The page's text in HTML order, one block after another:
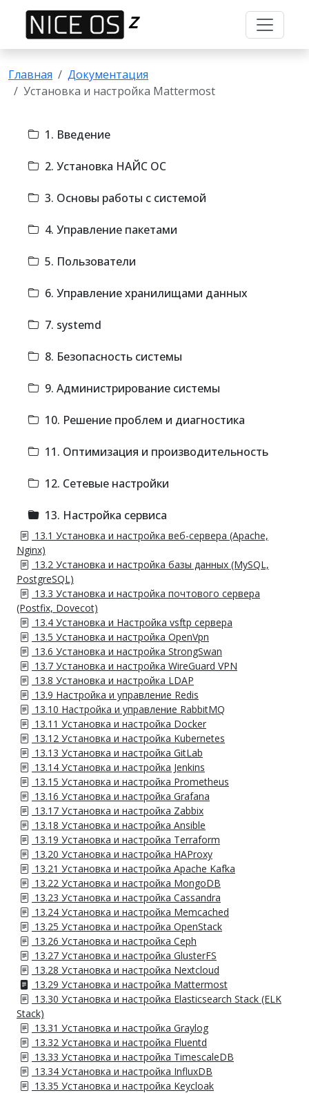
Z
Главная
Документация
Установка и настройка Mattermost
1. Введение
2. Установка НАЙС ОС
3. Основы работы с системой
4. Управление пакетами
5. Пользователи
6. Управление хранилищами данных
7. systemd
8. Безопасность системы
9. Администрирование системы
10. Решение проблем и диагностика
11. Оптимизация и производительность
12. Сетевые настройки
13. Настройка сервиса
13.1 Установка и настройка веб-сервера (Apache,
Nginx)
13.2 Установка и настройка базы данных (MySQL,
PostgreSQL)
13.3 Установка и настройка почтового сервера
(Postfix, Dovecot)
13.4 Установка и Настройка vsftp сервера
13.5 Установка и настройка OpenVpn
13.6 Установка и настройка StrongSwan
13.7 Установка и настройка WireGuard VPN
13.8 Установка и настройка LDAP
13.9 Настройка и управление Redis
13.10 Настройка и управление RabbitMQ
13.11 Установка и настройка Docker
13.12 Установка и настройка Kubernetes
13.13 Установка и настройка GitLab
13.14 Установка и настройка Jenkins
13.15 Установка и настройка Prometheus
13.16 Установка и настройка Grafana
13.17 Установка и настройка Zabbix
13.18 Установка и настройка Ansible
13.19 Установка и настройка Terraform
13.20 Установка и настройка HAProxy
13.21 Установка и настройка Apache Kafka
13.22 Установка и настройка MongoDB
13.23 Установка и настройка Cassandra
13.24 Установка и настройка Memcached
13.25 Установка и настройка OpenStack
13.26 Установка и настройка Ceph
13.27 Установка и настройка GlusterFS
13.28 Установка и настройка Nextcloud
13.29 Установка и настройка Mattermost
13.30 Установка и настройка Elasticsearch Stack (ELK
Stack)
13.31 Установка и настройка Graylog
13.32 Установка и настройка Fluentd
13.33 Установка и настройка TimescaleDB
13.34 Установка и настройка InfluxDB
13.35 Установка и настройка Keycloak